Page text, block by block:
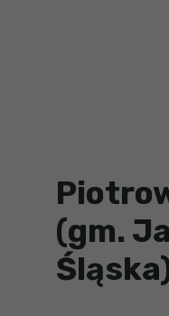
(gm.